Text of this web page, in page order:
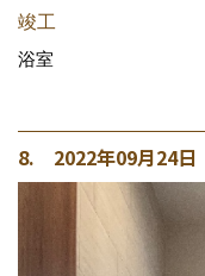
竣工
浴室
8. 2022年09月24日